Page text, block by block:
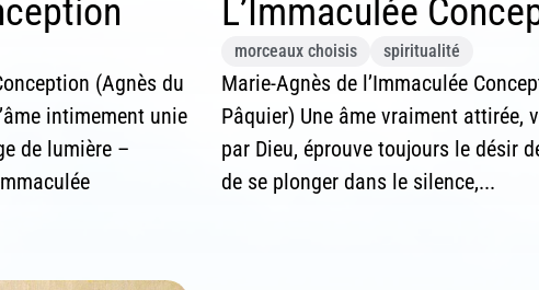
(Agnès du
intimement unie
de lumière –
L’Immaculée
morceaux choisis spiritualité
Marie-Agnès de l’Immaculée
Pâquier) Une âme vraiment attirée,
par Dieu, éprouve toujours le désir
de se plonger dans le silence,...